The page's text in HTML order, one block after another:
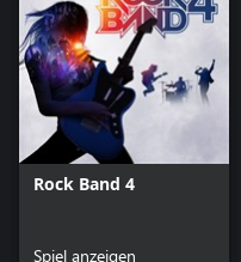
Rock Band 4
Spiel anzeigen